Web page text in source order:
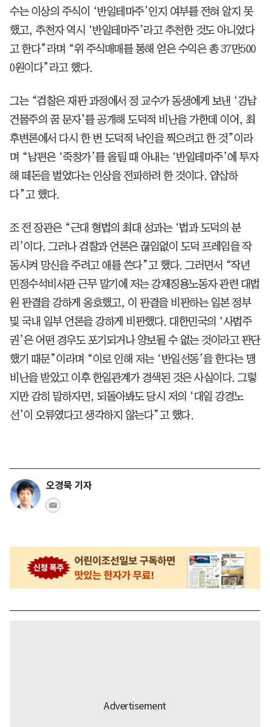
수는 이상의 주식이 ‘반일테마주’인지 여부를 전혀 알지 못
했고, 추천자 역시 ‘반일테마주’라고 추천한 것도 아니었다
고 한다”라며 “위 주식매매를 통해 얻은 수익은 총 37만500
0원이다”라고 했다.
그는 “검찰은 재판 과정에서 정 교수가 동생에게 보낸 ‘강남
건물주의 꿈 문자’를 공개해 도덕적 비난을 가한데 이어, 최
후변론에서 다시 한 번 도덕적 낙인을 찍으려고 한 것”이라
며 “남편은 ‘죽창가’를 올릴 때 아내는 ‘반일테마주’에 투자
해 떼돈을 벌었다는 인상을 전파하려 한 것이다. 얍삽하
다”고 했다.
조 전 장관은 “근대 형법의 최대 성과는 ‘법과 도덕의 분
리’이다. 그러나 검찰과 언론은 끊임없이 도덕 프레임을 작
동시켜 망신을 주려고 애를 쓴다”고 했다. 그러면서 “작년
민정수석비서관 근무 말기에 저는 강제징용노동자 관련 대법
원 판결을 강하게 옹호했고, 이 판결을 비판하는 일본 정부
및 국내 일부 언론을 강하게 비판했다. 대한민국의 ‘사법주
권’은 어떤 경우도 포기되거나 양보될 수 없는 것이라고 판단
했기 때문”이라며 “이로 인해 저는 ‘반일선동’을 한다는 맹
비난을 받았고 이후 한일관계가 경색된 것은 사실이다. 그렇
지만 감히 말하자면, 되돌아봐도 당시 저의 ‘대일 강경노
선’이 오류였다고 생각하지 않는다”고 했다.
오경묵 기자